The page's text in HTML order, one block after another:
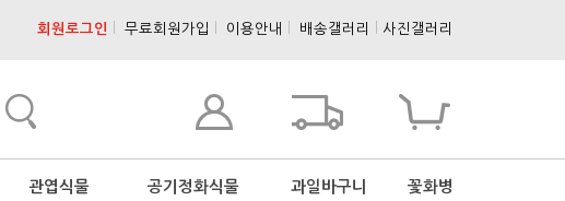
회원로그인 무료회원가입 이용안내 배송갤러리 사진갤러리
관엽식물 공기정화식물 과일바구니 꽃화병